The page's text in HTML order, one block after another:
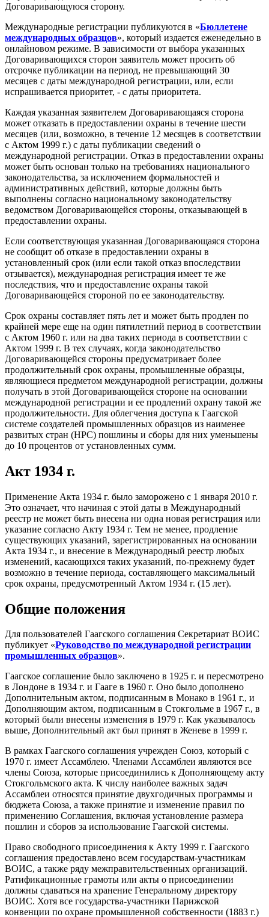
Договаривающуюся сторону.
Международные регистрации публикуются в «Бюллетене
международных образцов», который издается еженедельно в
онлайновом режиме. В зависимости от выбора указанных
Договаривающихся сторон заявитель может просить об
отсрочке публикации на период, не превышающий 30
месяцев с даты международной регистрации, или, если
испрашивается приоритет, - с даты приоритета.
Каждая указанная заявителем Договаривающаяся сторона
может отказать в предоставлении охраны в течение шести
месяцев (или, возможно, в течение 12 месяцев в соответствии
с Актом 1999 г.) с даты публикации сведений о
международной регистрации. Отказ в предоставлении охраны
может быть основан только на требованиях национального
законодательства, за исключением формальностей и
административных действий, которые должны быть
выполнены согласно национальному законодательству
ведомством Договаривающейся стороны, отказывающей в
предоставлении охраны.
Если соответствующая указанная Договаривающаяся сторона
не сообщит об отказе в предоставлении охраны в
установленный срок (или если такой отказ впоследствии
отзывается), международная регистрация имеет те же
последствия, что и предоставление охраны такой
Договаривающейся стороной по ее законодательству.
Срок охраны составляет пять лет и может быть продлен по
крайней мере еще на один пятилетний период в соответствии
с Актом 1960 г. или на два таких периода в соответствии с
Актом 1999 г. В тех случаях, когда законодательство
Договаривающейся стороны предусматривает более
продолжительный срок охраны, промышленные образцы,
являющиеся предметом международной регистрации, должны
получать в этой Договаривающейся стороне на основании
международной регистрации и ее продлений охрану такой же
продолжительности. Для облегчения доступа к Гаагской
системе создателей промышленных образцов из наименее
развитых стран (НРС) пошлины и сборы для них уменьшены
до 10 процентов от установленных сумм.
Акт 1934 г.
Применение Акта 1934 г. было заморожено с 1 января 2010 г.
Это означает, что начиная с этой даты в Международный
реестр не может быть внесена ни одна новая регистрация или
указание согласно Акту 1934 г. Тем не менее, продление
существующих указаний, зарегистрированных на основании
Акта 1934 г., и внесение в Международный реестр любых
изменений, касающихся таких указаний, по-прежнему будет
возможно в течение периода, составляющего максимальный
срок охраны, предусмотренный Актом 1934 г. (15 лет).
Общие положения
Для пользователей Гаагского соглашения Секретариат ВОИС
публикует «Руководство по международной регистрации
промышленных образцов».
Гаагское соглашение было заключено в 1925 г. и пересмотрено
в Лондоне в 1934 г. и Гааге в 1960 г. Оно было дополнено
Дополнительным актом, подписанным в Монако в 1961 г., и
Дополняющим актом, подписанным в Стокгольме в 1967 г., в
который были внесены изменения в 1979 г. Как указывалось
выше, Дополнительный акт был принят в Женеве в 1999 г.
В рамках Гаагского соглашения учрежден Союз, который с
1970 г. имеет Ассамблею. Членами Ассамблеи являются все
члены Союза, которые присоединились к Дополняющему акту
Стокгольмского акта. К числу наиболее важных задач
Ассамблеи относятся принятие двухгодичных программы и
бюджета Союза, а также принятие и изменение правил по
применению Соглашения, включая установление размера
пошлин и сборов за использование Гаагской системы.
Право свободного присоединения к Акту 1999 г. Гаагского
соглашения предоставлено всем государствам-участникам
ВОИС, а также ряду межправительственных организаций.
Ратификационные грамоты или акты о присоединении
должны сдаваться на хранение Генеральному директору
ВОИС. Хотя все государства-участники Парижской
конвенции по охране промышленной собственности (1883 г.)